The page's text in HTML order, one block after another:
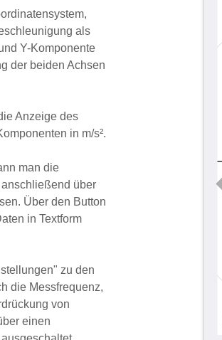
als
Y-Komponente
der beiden Achsen
Anzeige des
in m/s².
man die
über
Über den Button
in Textform
zu den
die Messfrequenz,
von
einen